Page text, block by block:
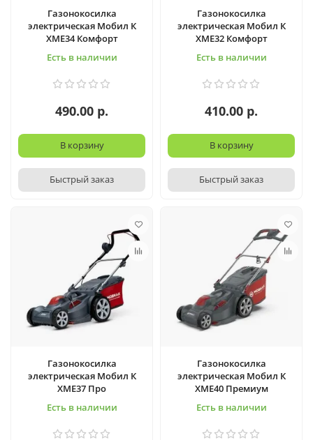
Газонокосилка
электрическая Мобил К
XME34 Комфорт
Есть в наличии
490.00 р.
В корзину
Быстрый заказ
Газонокосилка
электрическая Мобил К
XME32 Комфорт
Есть в наличии
410.00 р.
В корзину
Быстрый заказ
Газонокосилка
электрическая Мобил К
XME37 Про
Есть в наличии
Газонокосилка
электрическая Мобил К
XME40 Премиум
Есть в наличии